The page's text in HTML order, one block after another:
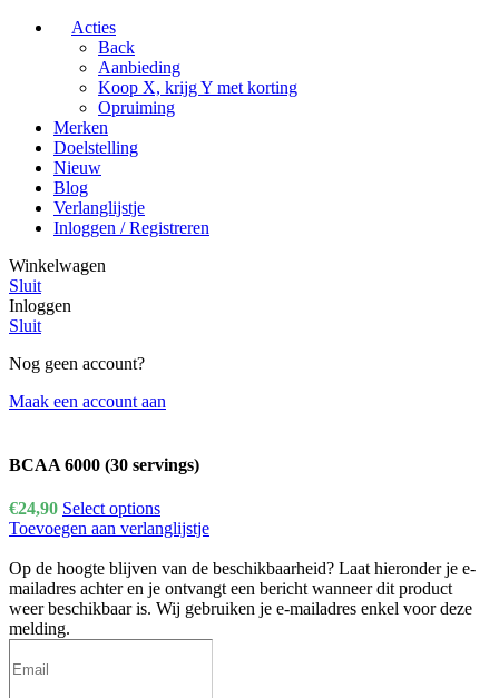
Acties
Back
Aanbieding
Koop X, krijg Y met korting
Opruiming
Merken
Doelstelling
Nieuw
Blog
Verlanglijstje
Inloggen / Registreren
Winkelwagen
Sluit
Inloggen
Sluit
Nog geen account?
Maak een account aan
BCAA 6000 (30 servings)
€24,90 Select options
Toevoegen aan verlanglijstje
Op de hoogte blijven van de beschikbaarheid? Laat hieronder je e-
mailadres achter en je ontvangt een bericht wanneer dit product
weer beschikbaar is. Wij gebruiken je e-mailadres enkel voor deze
melding.